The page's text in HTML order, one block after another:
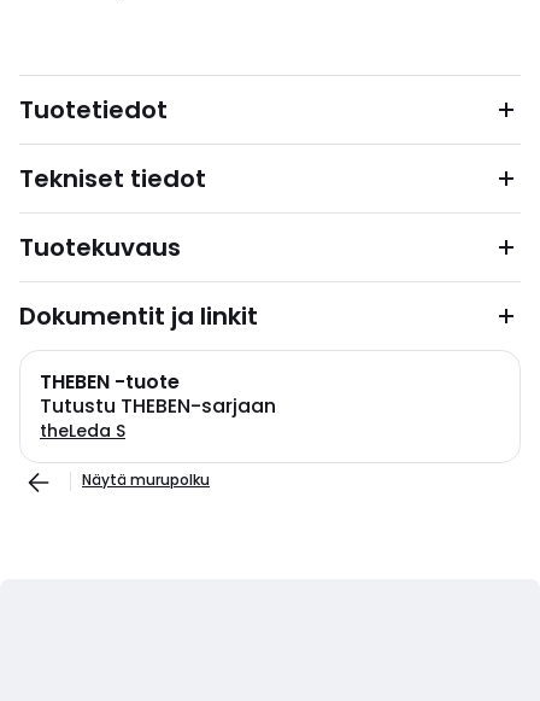
Tuotetiedot
Tekniset tiedot
Tuotekuvaus
Dokumentit ja linkit
THEBEN -tuote
Tutustu THEBEN-sarjaan
theLeda S
Näytä murupolku